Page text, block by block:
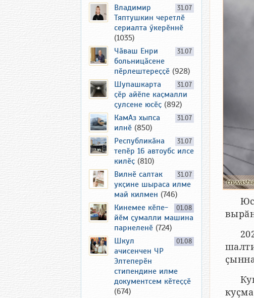
31.07
Владимир
Тяптушкин черетлӗ
сериалта ӳкерӗннӗ
(1035)
31.07
Чӑваш Енри
больницӑсене
пӗрлештереҫҫӗ (928)
31.07
Шупашкарта
ҫӗр айӗпе каҫмалли
ҫулсене юсӗҫ (892)
31.07
КамАз хыпса
илнӗ (850)
31.07
Республикӑна
тепӗр 16 автоубс илсе
килӗҫ (810)
31.07
Вилнӗ салтак
укҫине шыраса илме
май килмен (746)
01.08
Кинемее кӗпе-
йӗм ҫумалли машина
парнеленӗ (724)
01.08
Шкул
ачисенчен ЧР
Элтеперӗн
стипендине илме
документсем кӗтеҫҫӗ
(674)